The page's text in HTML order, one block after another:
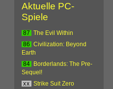
Aktuelle PC-
Spiele
87
The Evil Within
86
Civilization: Beyond
Earth
84
Borderlands: The Pre-
Sequel!
xx
Strike Suit Zero